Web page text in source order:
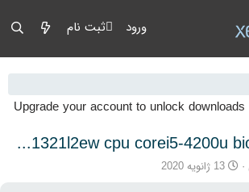
ورود ثبت نام
sony vaio svd132a16m svd1321l2ew cpu corei5-4200u
تاریخ شروع
13 ژانویه 2020